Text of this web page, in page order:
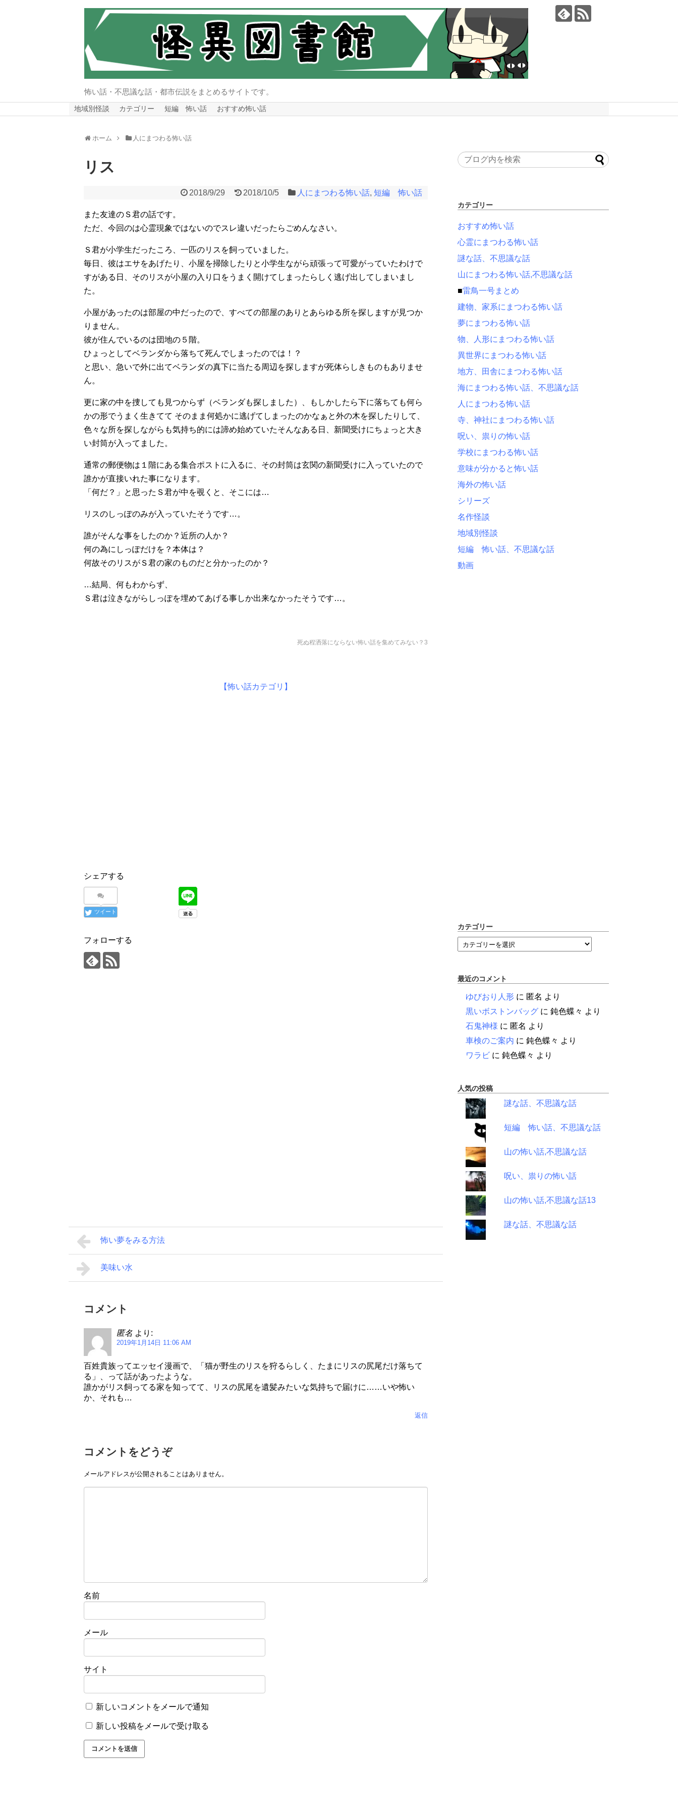
怖い話・不思議な話・都市伝説をまとめるサイトです。
地域別怪談 カテゴリー 短編 怖い話 おすすめ怖い話
ホーム 人にまつわる怖い話
リス
2018/9/29 2018/10/5 人にまつわる怖い話, 短編 怖い話
また友達のＳ君の話です。
ただ、今回のは心霊現象ではないのでスレ違いだったらごめんなさい。
Ｓ君が小学生だったころ、一匹のリスを飼っていました。
毎日、彼はエサをあげたり、小屋を掃除したりと小学生ながら頑張って可愛がっていたわけで
すがある日、そのリスが小屋の入り口をうまく開けてしまったらしく逃げ出してしまいまし
た。
小屋があったのは部屋の中だったので、すべての部屋のありとあらゆる所を探しますが見つか
りません。
彼が住んでいるのは団地の５階。
ひょっとしてベランダから落ちて死んでしまったのでは！？
と思い、急いで外に出てベランダの真下に当たる周辺を探しますが死体らしきものもありませ
ん。
更に家の中を捜しても見つからず（ベランダも探しました）、もしかしたら下に落ちても何ら
かの形でうまく生きてて そのまま何処かに逃げてしまったのかなぁと外の木を探したりして、
色々な所を探しながらも気持ち的には諦め始めていたそんなある日、新聞受けにちょっと大き
い封筒が入ってました。
通常の郵便物は１階にある集合ポストに入るに、その封筒は玄関の新聞受けに入っていたので
誰かが直接いれた事になります。
「何だ？」と思ったＳ君が中を覗くと、そこには…
リスのしっぽのみが入っていたそうです…。
誰がそんな事をしたのか？近所の人か？
何の為にしっぽだけを？本体は？
何故そのリスがＳ君の家のものだと分かったのか？
…結局、何もわからず、
Ｓ君は泣きながらしっぽを埋めてあげる事しか出来なかったそうです…。
死ぬ程洒落にならない怖い話を集めてみない？3
【怖い話カテゴリ】
シェアする
ツイート
フォローする
怖い夢をみる方法
美味い水
コメント
匿名 より:
2019年1月14日 11:06 AM
百姓貴族ってエッセイ漫画で、「猫が野生のリスを狩るらしく、たまにリスの尻尾だけ落ちて
る」、って話があったような。
誰かがリス飼ってる家を知ってて、リスの尻尾を遺髪みたいな気持ちで届けに……いや怖い
か、それも…
返信
コメントをどうぞ
メールアドレスが公開されることはありません。
名前
メール
サイト
新しいコメントをメールで通知
新しい投稿をメールで受け取る
カテゴリー
おすすめ怖い話
心霊にまつわる怖い話
謎な話、不思議な話
山にまつわる怖い話,不思議な話
■雷鳥一号まとめ
建物、家系にまつわる怖い話
夢にまつわる怖い話
物、人形にまつわる怖い話
異世界にまつわる怖い話
地方、田舎にまつわる怖い話
海にまつわる怖い話、不思議な話
人にまつわる怖い話
寺、神社にまつわる怖い話
呪い、祟りの怖い話
学校にまつわる怖い話
意味が分かると怖い話
海外の怖い話
シリーズ
名作怪談
地域別怪談
短編 怖い話、不思議な話
動画
カテゴリー
最近のコメント
ゆびおり人形 に 匿名 より
黒いボストンバッグ に 鈍色蝶々 より
石鬼神様 に 匿名 より
車検のご案内 に 鈍色蝶々 より
ワラビ に 鈍色蝶々 より
人気の投稿
謎な話、不思議な話
短編 怖い話、不思議な話
山の怖い話,不思議な話
呪い、祟りの怖い話
山の怖い話,不思議な話13
謎な話、不思議な話